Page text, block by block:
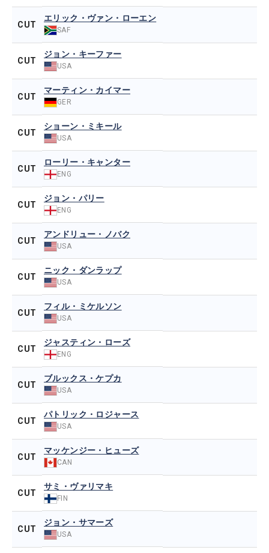
CUT
エリック・ヴァン・ローエン
SAF
CUT
ジョン・キーファー
USA
CUT
マーティン・カイマー
GER
CUT
ショーン・ミキール
USA
CUT
ローリー・キャンター
ENG
CUT
ジョン・パリー
ENG
CUT
アンドリュー・ノバク
USA
CUT
ニック・ダンラップ
USA
CUT
フィル・ミケルソン
USA
CUT
ジャスティン・ローズ
ENG
CUT
ブルックス・ケプカ
USA
CUT
パトリック・ロジャース
USA
CUT
マッケンジー・ヒューズ
CAN
CUT
サミ・ヴァリマキ
FIN
CUT
ジョン・サマーズ
USA